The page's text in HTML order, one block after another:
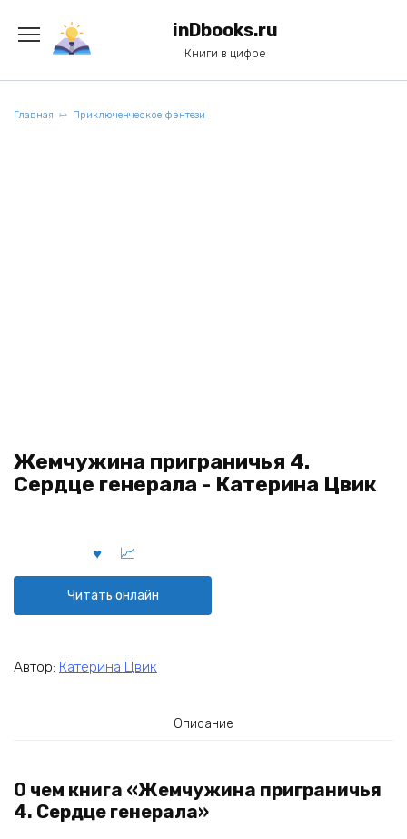
содержанию
inDbooks.ru
Книги в цифре
Главная Приключенческое фэнтези
Жемчужина приграничья 4.
Сердце генерала - Катерина Цвик
Читать онлайн
Автор: Катерина Цвик
Описание
О чем книга «Жемчужина приграничья
4. Сердце генерала»